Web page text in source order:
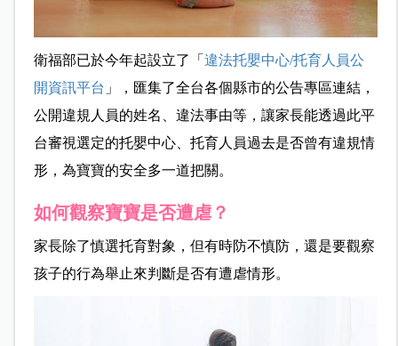
衛福部已於今年起設立了「 違法托嬰中心/托育人員公
開資訊平台 」，匯集了全台各個縣市的公告專區連結，
公開違規人員的姓名、違法事由等，讓家長能透過此平
台審視選定的托嬰中心、托育人員過去是否曾有違規情
形，為寶寶的安全多一道把關。
如何觀察寶寶是否遭虐？
家長除了慎選托育對象，但有時防不慎防，還是要觀察
孩子的行為舉止來判斷是否有遭虐情形。